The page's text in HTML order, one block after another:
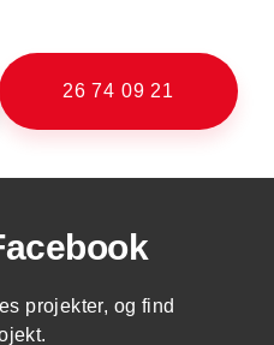
26 74 09 21
projekter, og find